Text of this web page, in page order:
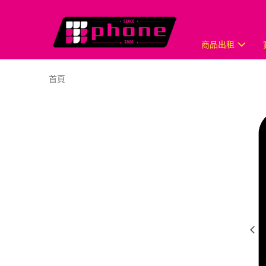
商品出租
首頁